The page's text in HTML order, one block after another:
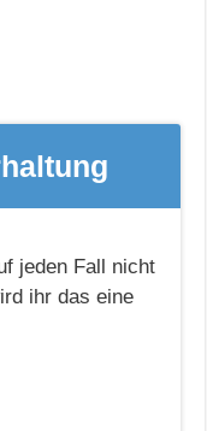
jeden Fall nicht
ihr das eine